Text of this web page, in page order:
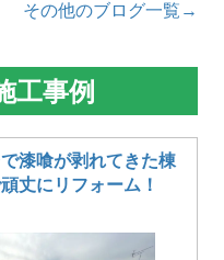
その他のブログ一覧→
工事例
漆喰が剥れてきた棟
丈にリフォーム！